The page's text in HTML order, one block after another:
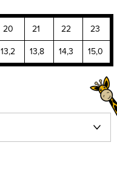
20 21 22
23
13,2 13,8 14,3
15,0